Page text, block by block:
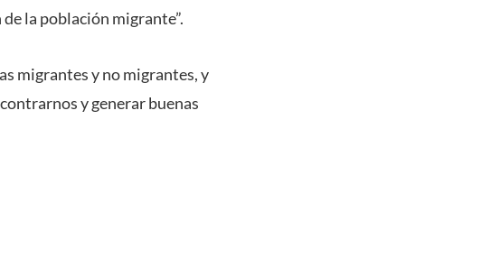
la población migrante”.
migrantes y no migrantes, y
y generar buenas